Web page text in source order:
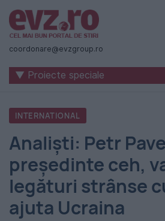
Știri
naționale
internaționale
România
-
Evenimentul
Zilei
coordonare@evzgroup.ro
▼ Proiecte speciale
INTERNATIONAL
Analiști: Petr
președinte ceh,
legături strânse
ajuta Ucraina